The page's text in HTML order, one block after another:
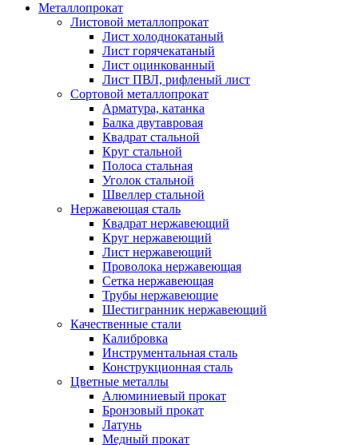
Металлопрокат
Листовой металлопрокат
Лист холоднокатаный
Лист горячекатаный
Лист оцинкованный
Лист ПВЛ, рифленый лист
Сортовой металлопрокат
Арматура, катанка
Балка двутавровая
Квадрат стальной
Круг стальной
Полоса стальная
Уголок стальной
Швеллер стальной
Нержавеющая сталь
Квадрат нержавеющий
Круг нержавеющий
Лист нержавеющий
Проволока нержавеющая
Сетка нержавеющая
Трубы нержавеющие
Шестигранник нержавеющий
Качественные стали
Калибровка
Инструментальная сталь
Конструкционная сталь
Цветные металлы
Алюминиевый прокат
Бронзовый прокат
Латунь
Медный прокат